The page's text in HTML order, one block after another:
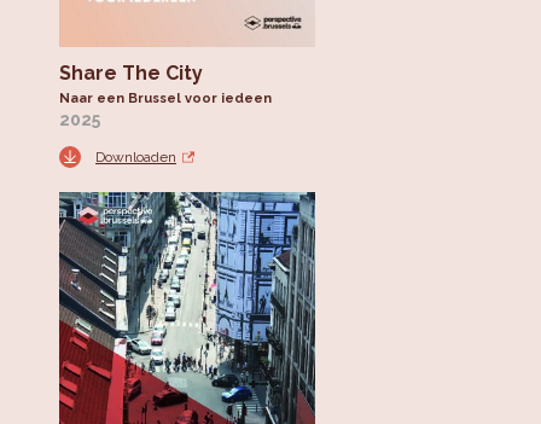
Share The City
Naar een Brussel voor iedeen
2025
Downloaden